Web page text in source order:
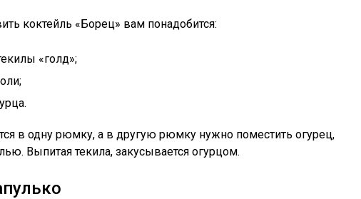
коктейль «Борец» вам понадобится:
«голд»;
в одну рюмку, а в другую рюмку нужно поместить огурец,
Выпитая текила, закусывается огурцом.